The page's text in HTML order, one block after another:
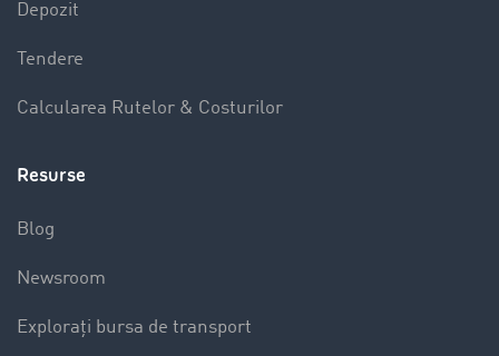
Depozit
Tendere
Calcularea Rutelor & Costurilor
Resurse
Blog
Newsroom
Explorați bursa de transport